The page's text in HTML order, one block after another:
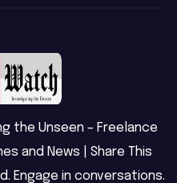
the Unseen – Freelance
and News | Share This
Engage in conversations.